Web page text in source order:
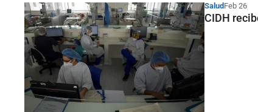
SaludFeb 26
CIDH